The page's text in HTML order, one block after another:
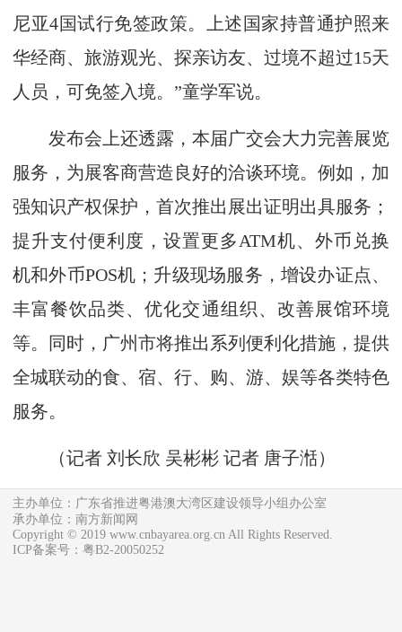
尼亚4国试行免签政策。上述国家持普通护照来
华经商、旅游观光、探亲访友、过境不超过15天
人员，可免签入境。”童学军说。
发布会上还透露，本届广交会大力完善展览
服务，为展客商营造良好的洽谈环境。例如，加
强知识产权保护，首次推出展出证明出具服务；
提升支付便利度，设置更多ATM机、外币兑换
机和外币POS机；升级现场服务，增设办证点、
丰富餐饮品类、优化交通组织、改善展馆环境
等。同时，广州市将推出系列便利化措施，提供
全城联动的食、宿、行、购、游、娱等各类特色
服务。
（记者 刘长欣 吴彬彬 记者 唐子湉）
主办单位：广东省推进粤港澳大湾区建设领导小组办公室
承办单位：南方新闻网
Copyright © 2019 www.cnbayarea.org.cn All Rights Reserved.
ICP备案号：粤B2-20050252